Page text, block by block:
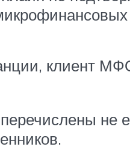
клиент
не